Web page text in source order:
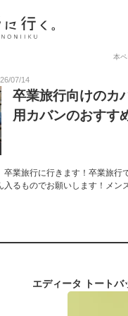
本
07/14
卒業旅行向けのカ
用カバンのおすす
卒業旅行に行きます！卒業旅
入るものでお願いします！メ